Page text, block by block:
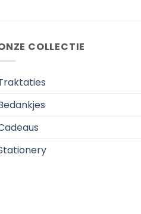
COLLECTIE